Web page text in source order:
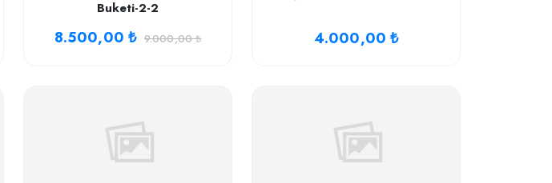
Buketi-2-2
8.500,00 ₺ 9.000,00 ₺ 4.000,00 ₺